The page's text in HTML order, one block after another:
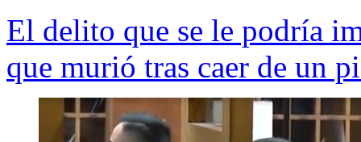
El delito que se le podría
que murió tras caer de un